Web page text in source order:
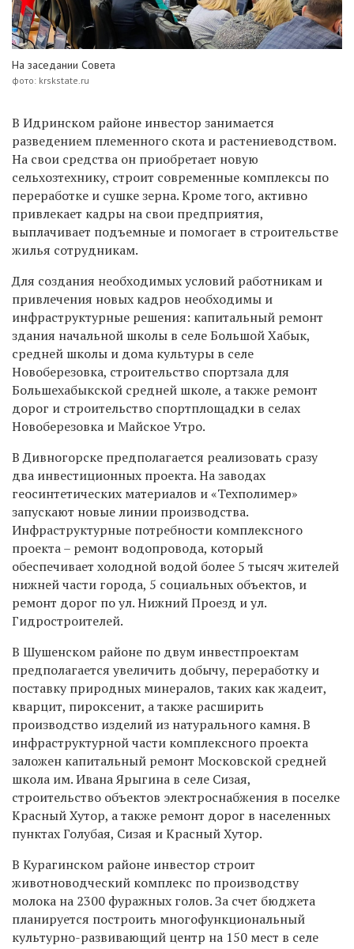
На заседании Совета
фото: krskstate.ru
В Идринском районе инвестор занимается
разведением племенного скота и растениеводством.
На свои средства он приобретает новую
сельхозтехнику, строит современные комплексы по
переработке и сушке зерна. Кроме того, активно
привлекает кадры на свои предприятия,
выплачивает подъемные и помогает в строительстве
жилья сотрудникам.
Для создания необходимых условий работникам и
привлечения новых кадров необходимы и
инфраструктурные решения: капитальный ремонт
здания начальной школы в селе Большой Хабык,
средней школы и дома культуры в селе
Новоберезовка, строительство спортзала для
Большехабыкской средней школе, а также ремонт
дорог и строительство спортплощадки в селах
Новоберезовка и Майское Утро.
В Дивногорске предполагается реализовать сразу
два инвестиционных проекта. На заводах
геосинтетических материалов и «Техполимер»
запускают новые линии производства.
Инфраструктурные потребности комплексного
проекта – ремонт водопровода, который
обеспечивает холодной водой более 5 тысяч жителей
нижней части города, 5 социальных объектов, и
ремонт дорог по ул. Нижний Проезд и ул.
Гидростроителей.
В Шушенском районе по двум инвестпроектам
предполагается увеличить добычу, переработку и
поставку природных минералов, таких как жадеит,
кварцит, пироксенит, а также расширить
производство изделий из натурального камня. В
инфраструктурной части комплексного проекта
заложен капитальный ремонт Московской средней
школа им. Ивана Ярыгина в селе Сизая,
строительство объектов электроснабжения в поселке
Красный Хутор, а также ремонт дорог в населенных
пунктах Голубая, Сизая и Красный Хутор.
В Курагинском районе инвестор строит
животноводческий комплекс по производству
молока на 2300 фуражных голов. За счет бюджета
планируется построить многофункциональный
культурно-развивающий центр на 150 мест в селе